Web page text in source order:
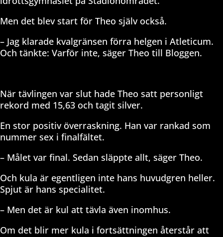
Men det blev start för Theo själv också.
– Jag klarade kvalgränsen förra helgen i Atleticum.
Och tänkte: Varför inte, säger Theo till Bloggen.
När tävlingen var slut hade Theo satt personligt
rekord med 15,63 och tagit silver.
En stor positiv överraskning. Han var rankad som
nummer sex i finalfältet.
– Målet var final. Sedan släppte allt, säger Theo.
Och kula är egentligen inte hans huvudgren heller.
Spjut är hans specialitet.
– Men det är kul att tävla även inomhus.
Om det blir mer kula i fortsättningen återstår att